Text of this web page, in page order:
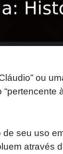
ou
de seu uso
através